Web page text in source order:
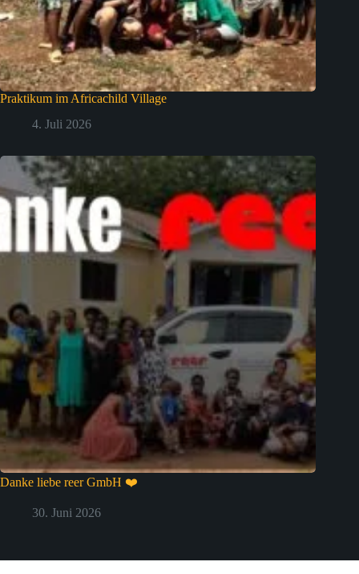
Praktikum im Africachild Village
4. Juli 2026
Danke liebe reer GmbH ❤️
30. Juni 2026